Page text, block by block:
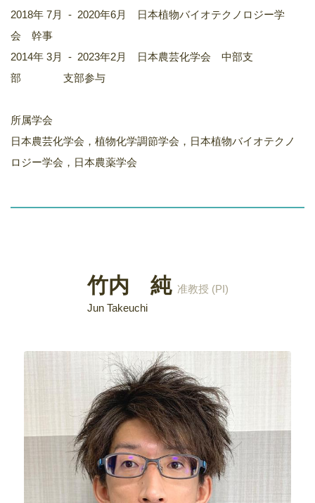
2018年 7月 - 2020年6月 日本植物バイオテクノロジー学
会 幹事
2014年 3月 - 2023年2月 日本農芸化学会 中部支
部 支部参与
所属学会
日本農芸化学会，植物化学調節学会，日本植物バイオテクノ
ロジー学会，日本農薬学会
竹内 純 准教授 (PI)
Jun Takeuchi